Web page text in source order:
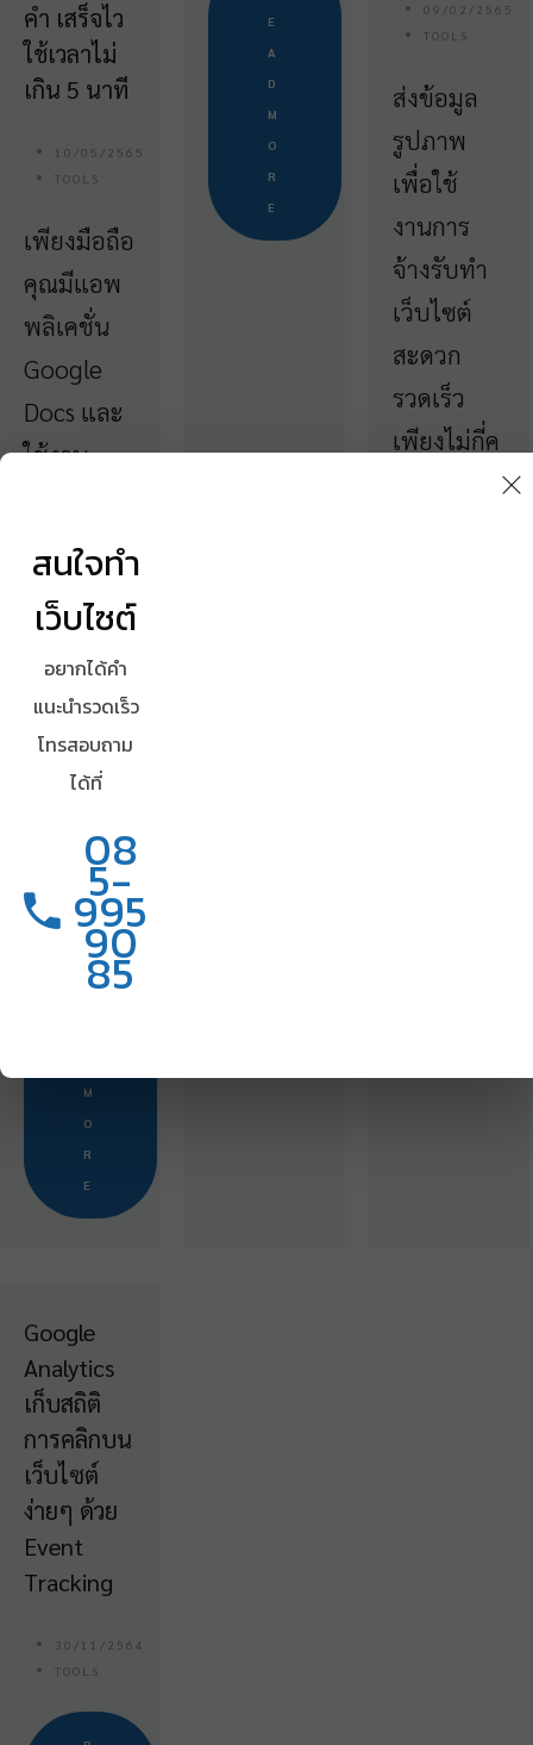
สนใจทำ
เว็บไซต์
อยากได้คำ
แนะนำรวดเร็ว
โทรสอบถาม
ได้ที่
08
5-
995
90
85
คำ เสร็จไว
ใช้เวลาไม่
เกิน 5 นาที
10/05/2565
TOOLS
เพียงมือถือ
คุณมีแอพ
พลิเคชั่น
Google
Docs และ
ใช้งาน
Gboard
เพียงมี 2
สิ่งนี้ จะ
ทำให้งาน
เขียน
บทความ
เป็นเรื่อง
สำหรับคุณ
R
M
O
R
E
E
A
D
M
O
R
E
09/02/2565
TOOLS
ส่งข้อมูล
รูปภาพ
เพื่อใช้
งานการ
จ้างรับทำ
เว็บไซต์
สะดวก
รวดเร็ว
เพียงไม่กี่ค
Google
Analytics
เก็บสถิติ
การคลิกบน
เว็บไซต์
ง่ายๆ ด้วย
Event
Tracking
30/11/2564
TOOLS